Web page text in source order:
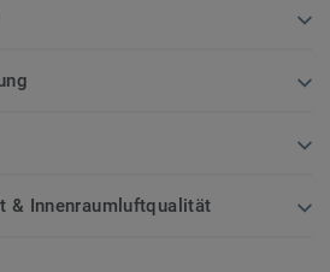
& Innenraumluftqualität